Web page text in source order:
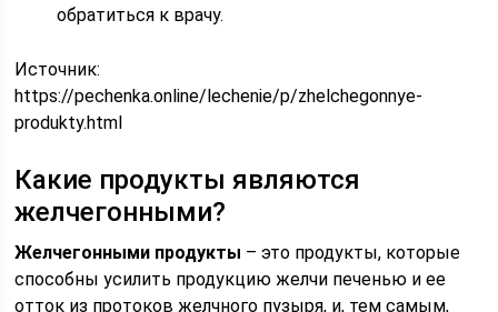
обратиться к врачу.
Источник:
https://pechenka.online/lechenie/p/zhelchegonnye-
produkty.html
Какие продукты являются
желчегонными?
Желчегонными продукты – это продукты, которые
способны усилить продукцию желчи печенью и ее
отток из протоков желчного пузыря, и, тем самым,